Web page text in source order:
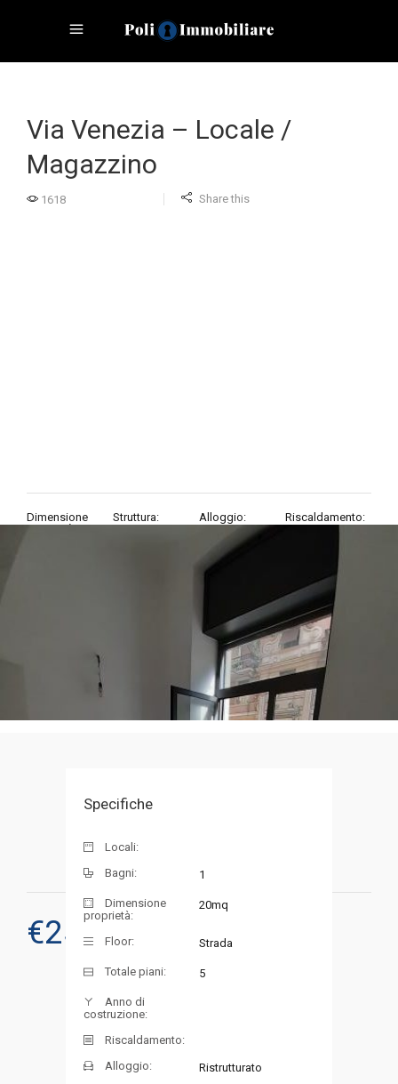
Via Venezia – Locale /
Magazzino
1618 Share this
Dimensione
proprietà:
Struttura:
Alloggio:
Ristrutturato
Riscaldamento:
€25.000
Specifiche
Locali:
Bagni:
1
Dimensione
proprietà:
20mq
Floor: Strada
Totale piani: 5
Anno di
costruzione:
Riscaldamento:
Alloggio:
Ristrutturato